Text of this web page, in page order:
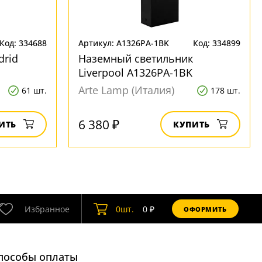
Код: 334688
61 шт.
Артикул: A1326PA-1BK Код: 334899
Наземный светильник
Liverpool A1326PA-1BK
Arte Lamp (Италия)
178 шт.
6 380 ₽ КУПИТЬ
Избранное 0шт. 0₽ ОФОРМИТЬ
оплаты